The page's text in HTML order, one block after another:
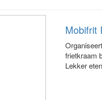
Mobifrit
frietkraam
Lekker